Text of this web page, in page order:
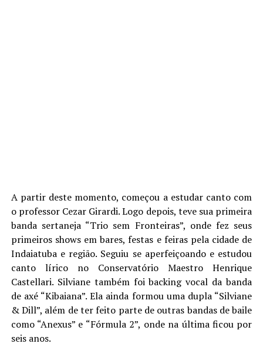
A partir deste momento, começou a estudar canto com
o professor Cezar Girardi. Logo depois, teve sua primeira
banda sertaneja “Trio sem Fronteiras”, onde fez seus
primeiros shows em bares, festas e feiras pela cidade de
Indaiatuba e região. Seguiu se aperfeiçoando e estudou
canto lírico no Conservatório Maestro Henrique
Castellari. Silviane também foi backing vocal da banda
de axé “Kibaiana”. Ela ainda formou uma dupla “Silviane
& Dill”, além de ter feito parte de outras bandas de baile
como “Anexus” e “Fórmula 2”, onde na última ficou por
seis anos.